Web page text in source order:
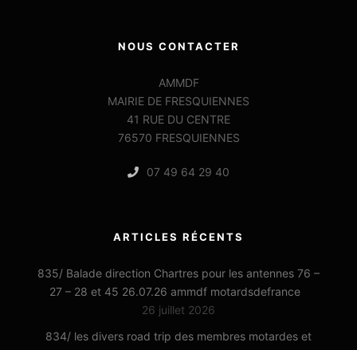
NOUS CONTACTER
AMMDF
MAIRIE DE FRESQUIENNES
41 RUE DU CENTRE
76570 FRESQUIENNES
07 49 64 29 40
ARTICLES RÉCENTS
835/ Balade direction Chartres pour les antennes 76 –
27 – 28 et 45 26.07.26 ammdf motardsdefrance
26 juillet 2026
834/ les divers road trip des membres motardes et